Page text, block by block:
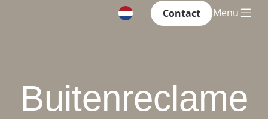
Contact Menu
Buitenreclame